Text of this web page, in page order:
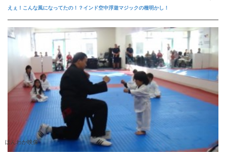
えぇ！こんな風になってたの！？インド空中浮遊マジックの種明かし！
ほんわか映像